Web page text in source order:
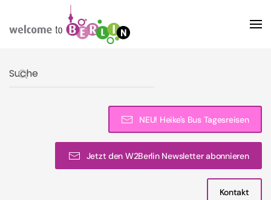
Skip to main content
NEU! Heike's Bus Tagesreisen
Jetzt den W2Berlin Newsletter abonnieren
Kontakt